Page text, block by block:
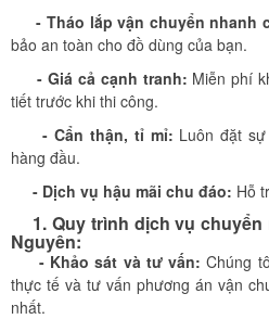
- Tháo lắp vận chuyển nhanh
bảo an toàn cho đồ dùng của bạn.
- Giá cả cạnh tranh: Miễn phí
tiết trước khi thi công.
- Cẩn thận, tỉ mỉ: Luôn đặt
hàng đầu.
- Dịch vụ hậu mãi chu đáo: Hỗ
1. Quy trình dịch vụ chuyển
Nguyên:
- Khảo sát và tư vấn: Chúng
thực tế và tư vấn phương án vận
nhất.